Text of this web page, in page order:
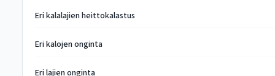
Eri kalalajien heittokalastus
Eri kalojen onginta
Eri lajien onginta